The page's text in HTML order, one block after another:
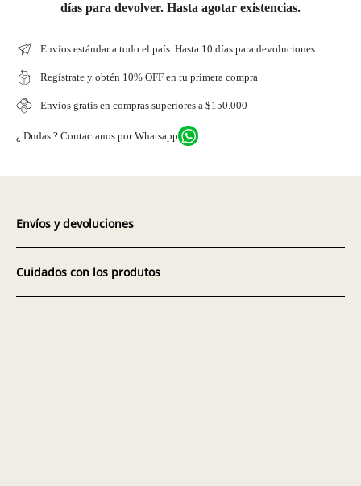
días para devolver. Hasta agotar existencias.
Envíos estándar a todo el país. Hasta 10 días para devoluciones.
Regístrate y obtén 10% OFF en tu primera compra
Envíos gratis en compras superiores a $150.000
¿ Dudas ? Contactanos por Whatsapp
Envíos y devoluciones
Cuidados con los produtos